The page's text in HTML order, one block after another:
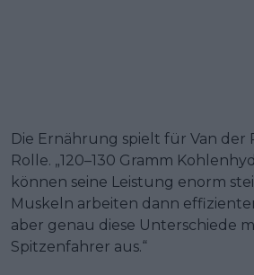
Die Ernährung spielt für Van der
Rolle. „120–130 Gramm
können seine Leistung enorm
Muskeln arbeiten dann
aber genau diese Unterschiede
Spitzenfahrer aus.“